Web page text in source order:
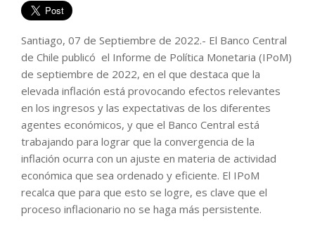
Santiago, 07 de Septiembre de 2022.- El Banco Central
de Chile publicó el Informe de Política Monetaria (IPoM)
de septiembre de 2022, en el que destaca que la
elevada inflación está provocando efectos relevantes
en los ingresos y las expectativas de los diferentes
agentes económicos, y que el Banco Central está
trabajando para lograr que la convergencia de la
inflación ocurra con un ajuste en materia de actividad
económica que sea ordenado y eficiente. El IPoM
recalca que para que esto se logre, es clave que el
proceso inflacionario no se haga más persistente.